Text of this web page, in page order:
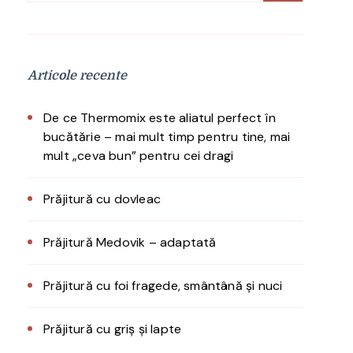
Articole recente
De ce Thermomix este aliatul perfect în
bucătărie – mai mult timp pentru tine, mai
mult „ceva bun” pentru cei dragi
Prăjitură cu dovleac
Prăjitură Medovik – adaptată
Prăjitură cu foi fragede, smântână și nuci
Prăjitură cu griș și lapte